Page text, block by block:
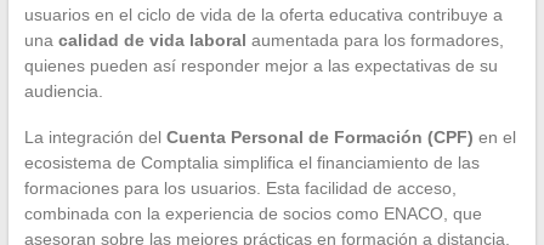
usuarios en el ciclo de vida de la oferta educativa contribuye a
una calidad de vida laboral aumentada para los formadores,
quienes pueden así responder mejor a las expectativas de su
audiencia.
La integración del Cuenta Personal de Formación (CPF) en el
ecosistema de Comptalia simplifica el financiamiento de las
formaciones para los usuarios. Esta facilidad de acceso,
combinada con la experiencia de socios como ENACO, que
asesoran sobre las mejores prácticas en formación a distancia,